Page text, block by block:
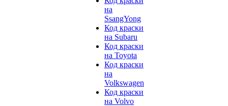
на
SsangYong
Код краски
на Subaru
Код краски
на Toyota
Код краски
на
Volkswagen
Код краски
на Volvo